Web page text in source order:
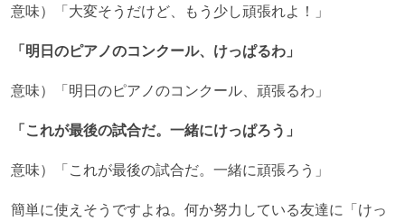
意味）「大変そうだけど、もう少し頑張れよ！」
「明日のピアノのコンクール、けっぱるわ」
意味）「明日のピアノのコンクール、頑張るわ」
「これが最後の試合だ。一緒にけっぱろう」
意味）「これが最後の試合だ。一緒に頑張ろう」
簡単に使えそうですよね。何か努力している友達に「けっ